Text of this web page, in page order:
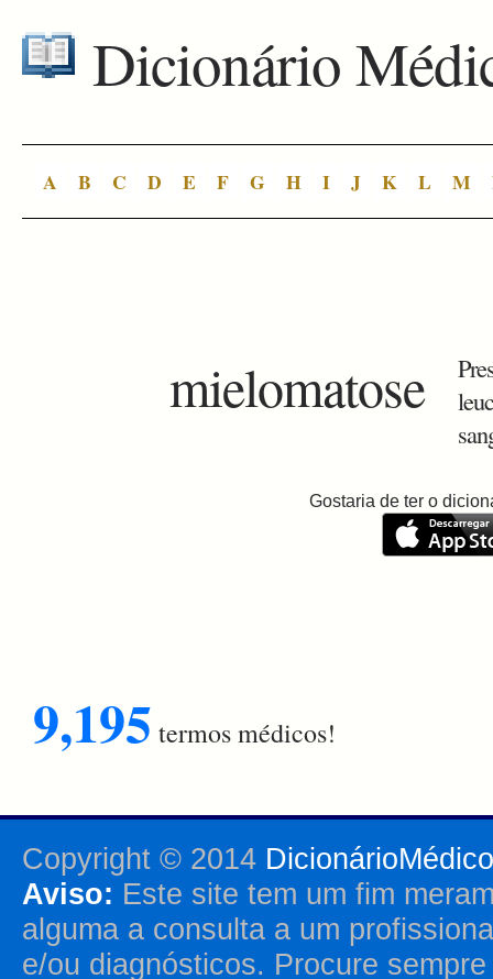
Dicionário
A B C D E F G H I J K L M
mielomatose
Gostaria de ter o
9,195 termos médicos!
Copyright © 2014
Aviso: Este site tem um fim
alguma a consulta a um
e/ou diagnósticos. Procure